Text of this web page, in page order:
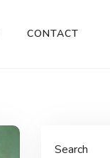
CONTACT
Search